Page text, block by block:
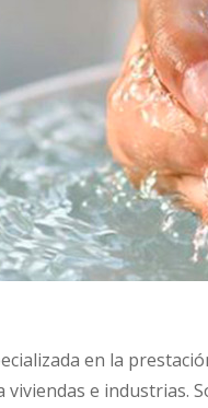
en la
viviendas e industrias.